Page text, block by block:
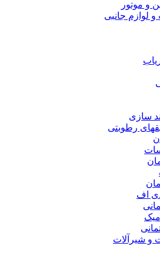
و موتور
لوازم جانبی
سازی
رطوبتی
اف
و شیرآلات